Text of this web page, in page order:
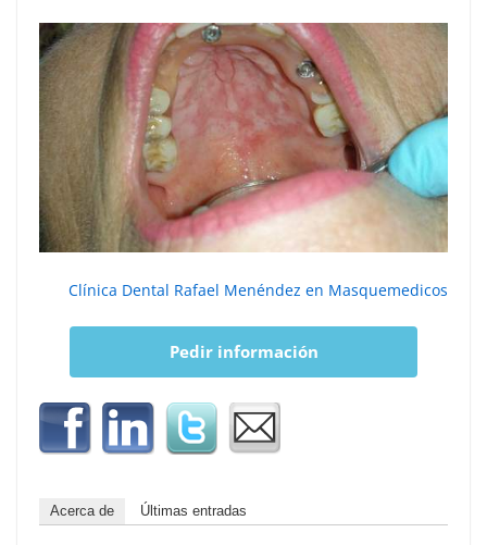
Clínica Dental Rafael Menéndez en Masquemedicos
Pedir información
Acerca de Últimas entradas